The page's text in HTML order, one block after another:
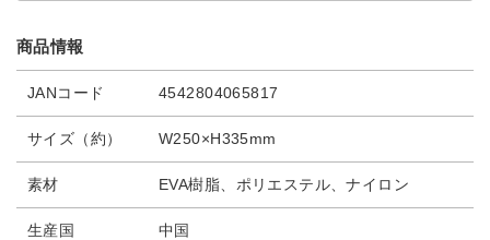
商品情報
JANコード 4542804065817
サイズ（約） W250×H335mm
素材 EVA樹脂、ポリエステル、ナイロン
生産国 中国